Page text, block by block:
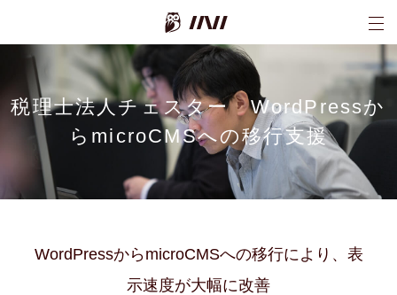
税理士法人チェスター WordPressか
らmicroCMSへの移行支援
WordPressからmicroCMSへの移行により、表
示速度が大幅に改善